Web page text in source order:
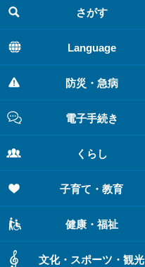
本
文
へ
さがす
Language
防災・急病
電子手続き
くらし
子育て・教育
健康・福祉
文化・スポーツ・観光